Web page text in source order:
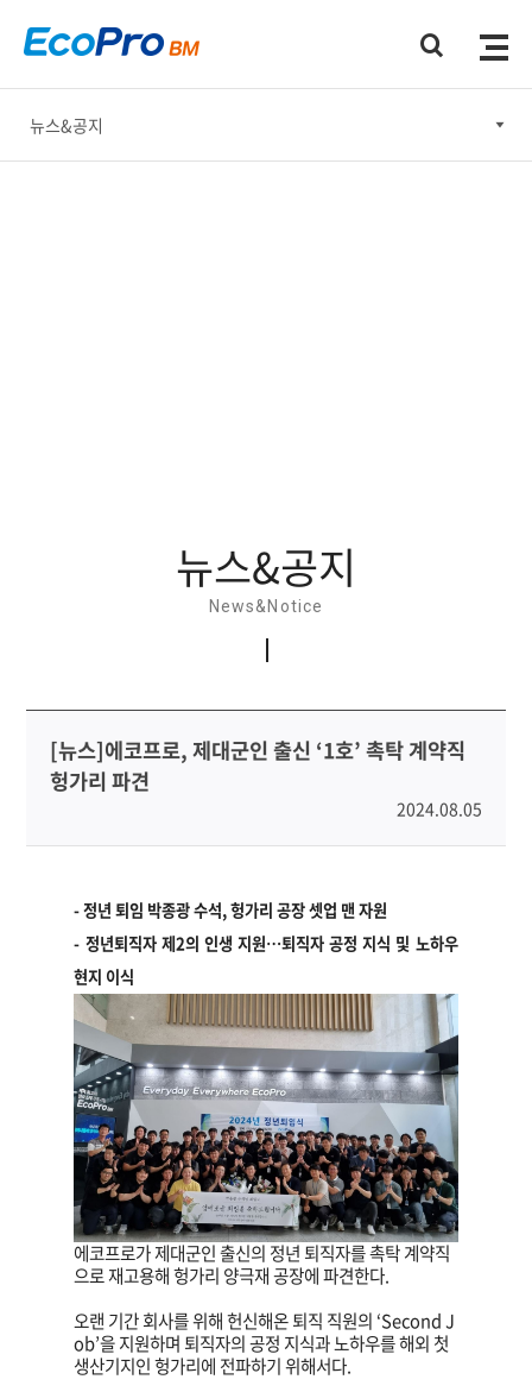
뉴스&공지
뉴스&공지
News&Notice
[뉴스]에코프로, 제대군인 출신 ‘1호’ 촉탁 계약직
헝가리 파견
2024.08.05
-정년 퇴임 박종광 수석, 헝가리 공장 셋업 맨 자원
- 정년퇴직자 제2의 인생 지원…퇴직자 공정 지식 및 노하우
현지 이식
에코프로가 제대군인 출신의 정년 퇴직자를 촉탁 계약직
으로 재고용해 헝가리 양극재 공장에 파견한다.
오랜 기간 회사를 위해 헌신해온 퇴직 직원의 ‘Second J
ob’을 지원하며 퇴직자의 공정 지식과 노하우를 해외 첫
생산기지인 헝가리에 전파하기 위해서다.